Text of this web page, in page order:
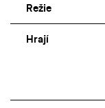
Režie
Hrají